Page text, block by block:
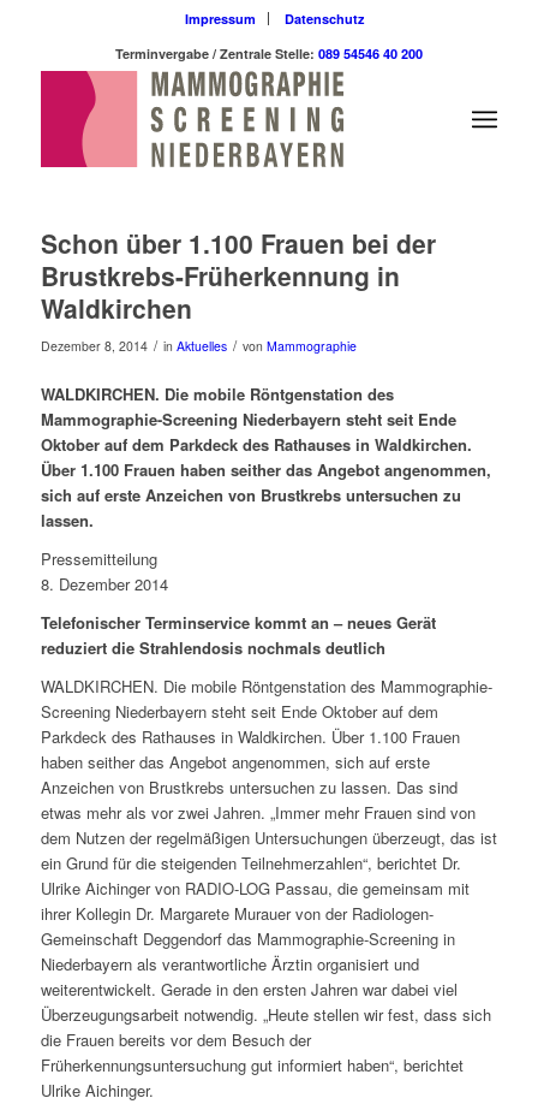
Impressum
Datenschutz
Terminvergabe / Zentrale Stelle: 089 54546 40 200
Schon über 1.100 Frauen bei der
Brustkrebs-Früherkennung in
Waldkirchen
Dezember 8, 2014 / in Aktuelles / von Mammographie
WALDKIRCHEN. Die mobile Röntgenstation des
Mammographie-Screening Niederbayern steht seit Ende
Oktober auf dem Parkdeck des Rathauses in Waldkirchen.
Über 1.100 Frauen haben seither das Angebot angenommen,
sich auf erste Anzeichen von Brustkrebs untersuchen zu
lassen.
Pressemitteilung
8. Dezember 2014
Telefonischer Terminservice kommt an – neues Gerät
reduziert die Strahlendosis nochmals deutlich
WALDKIRCHEN. Die mobile Röntgenstation des Mammographie-
Screening Niederbayern steht seit Ende Oktober auf dem
Parkdeck des Rathauses in Waldkirchen. Über 1.100 Frauen
haben seither das Angebot angenommen, sich auf erste
Anzeichen von Brustkrebs untersuchen zu lassen. Das sind
etwas mehr als vor zwei Jahren. „Immer mehr Frauen sind von
dem Nutzen der regelmäßigen Untersuchungen überzeugt, das ist
ein Grund für die steigenden Teilnehmerzahlen“, berichtet Dr.
Ulrike Aichinger von RADIO-LOG Passau, die gemeinsam mit
ihrer Kollegin Dr. Margarete Murauer von der Radiologen-
Gemeinschaft Deggendorf das Mammographie-Screening in
Niederbayern als verantwortliche Ärztin organisiert und
weiterentwickelt. Gerade in den ersten Jahren war dabei viel
Überzeugungsarbeit notwendig. „Heute stellen wir fest, dass sich
die Frauen bereits vor dem Besuch der
Früherkennungsuntersuchung gut informiert haben“, berichtet
Ulrike Aichinger.